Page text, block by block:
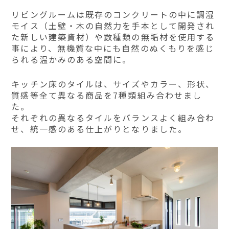
リビングルームは既存のコンクリートの中に調湿
モイス（土壁・木の自然力を手本として開発され
た新しい建築資材）や数種類の無垢材を使用する
事により、無機質な中にも自然のぬくもりを感じ
られる温かみのある空間に。
キッチン床のタイルは、サイズやカラー、形状、
質感等全て異なる商品を7種類組み合わせまし
た。
それぞれの異なるタイルをバランスよく組み合わ
せ、統一感のある仕上がりとなりました。